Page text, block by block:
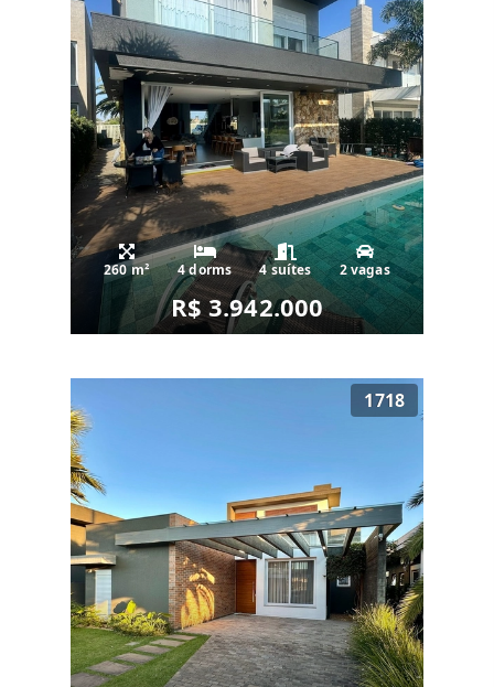
260 m² 4 dorms 4 suítes 2 vagas
R$ 3.942.000
1718